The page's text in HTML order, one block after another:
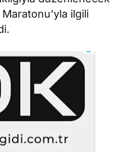
Maratonu’yla ilgili